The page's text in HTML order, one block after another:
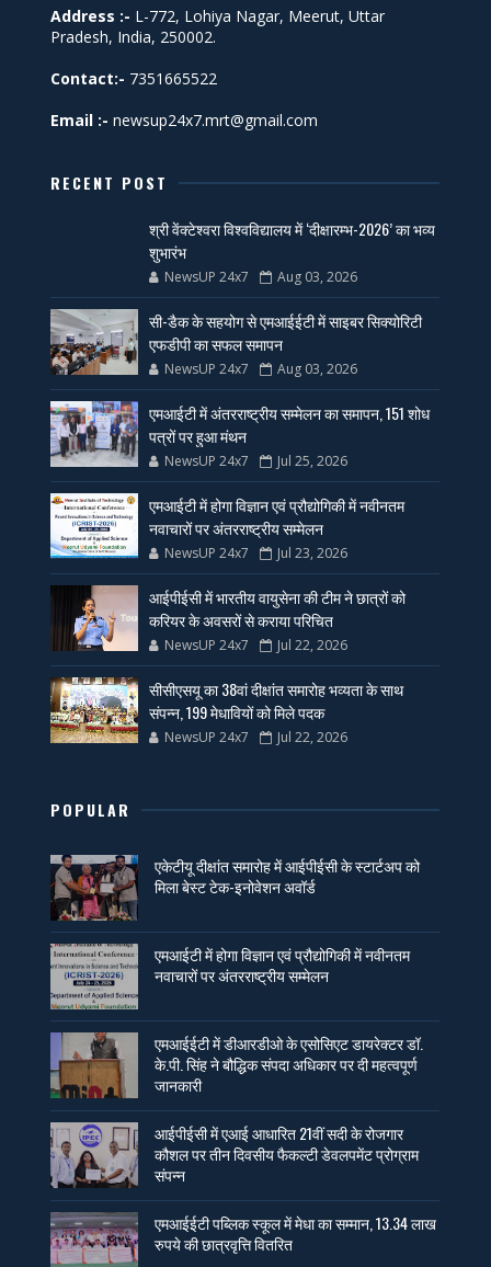
Address :- L-772, Lohiya Nagar, Meerut, Uttar
Pradesh, India, 250002.
Contact:- 7351665522
Email :- newsup24x7.mrt@gmail.com
RECENT POST
श्री वेंक्टेश्वरा विश्वविद्यालय में ‘दीक्षारम्भ-2026’ का भव्य
शुभारंभ
NewsUP 24x7 Aug 03, 2026
सी-डैक के सहयोग से एमआईईटी में साइबर सिक्योरिटी
एफडीपी का सफल समापन
NewsUP 24x7 Aug 03, 2026
एमआईटी में अंतरराष्ट्रीय सम्मेलन का समापन, 151 शोध
पत्रों पर हुआ मंथन
NewsUP 24x7 Jul 25, 2026
एमआईटी में होगा विज्ञान एवं प्रौद्योगिकी में नवीनतम
नवाचारों पर अंतरराष्ट्रीय सम्मेलन
NewsUP 24x7 Jul 23, 2026
आईपीईसी में भारतीय वायुसेना की टीम ने छात्रों को
करियर के अवसरों से कराया परिचित
NewsUP 24x7 Jul 22, 2026
सीसीएसयू का 38वां दीक्षांत समारोह भव्यता के साथ
संपन्न, 199 मेधावियों को मिले पदक
NewsUP 24x7 Jul 22, 2026
POPULAR
एकेटीयू दीक्षांत समारोह में आईपीईसी के स्टार्टअप को
मिला बेस्ट टेक-इनोवेशन अवॉर्ड
एमआईटी में होगा विज्ञान एवं प्रौद्योगिकी में नवीनतम
नवाचारों पर अंतरराष्ट्रीय सम्मेलन
एमआईईटी में डीआरडीओ के एसोसिएट डायरेक्टर डॉ.
के.पी. सिंह ने बौद्धिक संपदा अधिकार पर दी महत्वपूर्ण
जानकारी
आईपीईसी में एआई आधारित 21वीं सदी के रोजगार
कौशल पर तीन दिवसीय फैकल्टी डेवलपमेंट प्रोग्राम
संपन्न
एमआईईटी पब्लिक स्कूल में मेधा का सम्मान, 13.34 लाख
रुपये की छात्रवृत्ति वितरित